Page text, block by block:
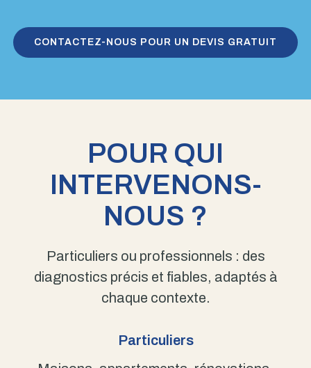
CONTACTEZ-NOUS POUR UN DEVIS GRATUIT
POUR QUI
INTERVENONS-
NOUS ?
Particuliers ou professionnels : des
diagnostics précis et fiables, adaptés à
chaque contexte.
Particuliers